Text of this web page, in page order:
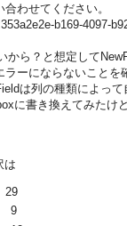
わせてください。
b169-4097-
から？と想定して
ーにならないことを
は列の種類によっ
に書き換えてみたけ
は
29
9